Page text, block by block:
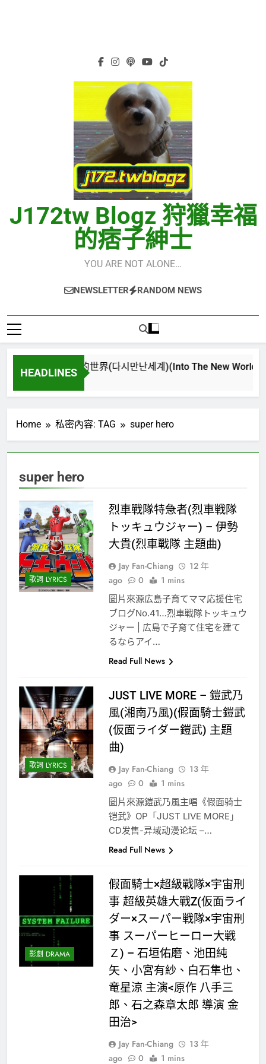
J172tw Blogz 狩獵幸福
的痞子紳士
YOU ARE NOT ALONE…
NEWSLETTER RANDOM NEWS
HEADLINES
再次重逢的世界(다시만난세계)(Into The New World) –
Home 私密內容: TAG super hero
super hero
歌詞 LYRICS
烈車戰隊特急者(烈車戦隊
トッキュウジャー) – 伊勢
大貴(烈車戰隊 主題曲)
Jay Fan-Chiang
12 年
ago
0 1 mins
圖片來源広島子育てママ応援住宅
ブログNo.41…烈車戦隊トッキュウ
ジャー | 広島で子育て住宅を建て
るならアイ…
Read Full News
歌詞 LYRICS
JUST LIVE MORE – 鎧武乃
風(湘南乃風)(假面騎士鎧武
(仮面ライダー鎧武) 主題
曲)
Jay Fan-Chiang
13 年
ago
0 1 mins
圖片來源鎧武乃風主唱《假面骑士
铠武》OP「JUST LIVE MORE」
CD发售-异域动漫论坛 –…
Read Full News
影劇 DRAMA
假面騎士×超級戰隊×宇宙刑
事 超級英雄大戰Z(仮面ライ
ダー×スーパー戦隊×宇宙刑
事 スーパーヒーロー大戦
Ｚ) – 石垣佑磨、池田純
矢、小宮有紗、白石隼也、
竜星涼 主演<原作 八手三
郎、石之森章太郎 導演 金
田治>
Jay Fan-Chiang
13 年
ago
0 1 mins